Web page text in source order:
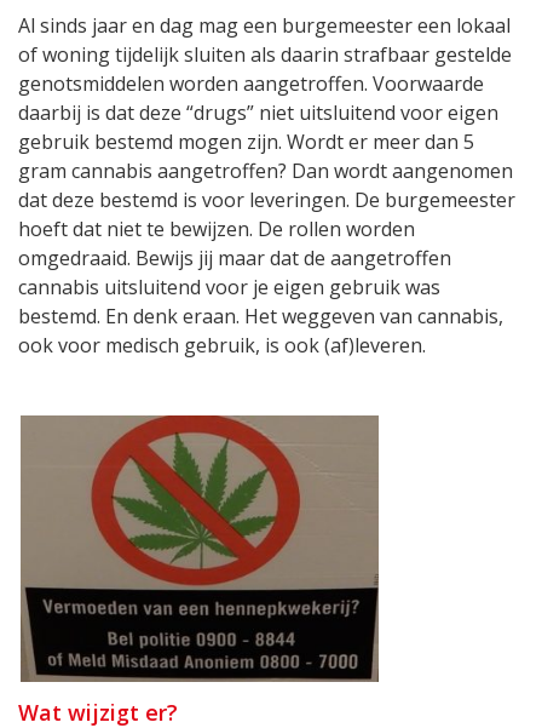
Al sinds jaar en dag mag een burgemeester een lokaal
of woning tijdelijk sluiten als daarin strafbaar gestelde
genotsmiddelen worden aangetroffen. Voorwaarde
daarbij is dat deze “drugs” niet uitsluitend voor eigen
gebruik bestemd mogen zijn. Wordt er meer dan 5
gram cannabis aangetroffen? Dan wordt aangenomen
dat deze bestemd is voor leveringen. De burgemeester
hoeft dat niet te bewijzen. De rollen worden
omgedraaid. Bewijs jij maar dat de aangetroffen
cannabis uitsluitend voor je eigen gebruik was
bestemd. En denk eraan. Het weggeven van cannabis,
ook voor medisch gebruik, is ook (af)leveren.
Wat wijzigt er?